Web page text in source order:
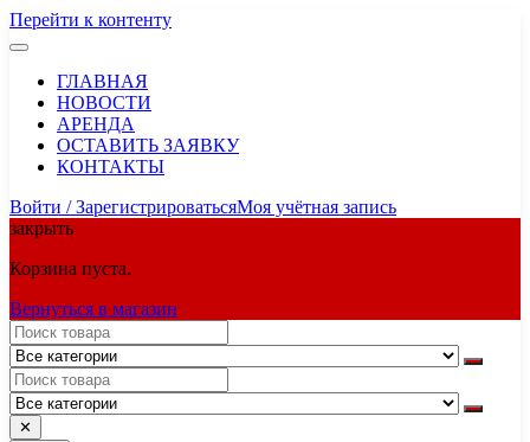
Перейти к контенту
ГЛАВНАЯ
НОВОСТИ
АРЕНДА
ОСТАВИТЬ ЗАЯВКУ
КОНТАКТЫ
Войти / ЗарегистрироватьсяМоя учётная запись
закрыть
Корзина пуста.
Вернуться в магазин
✕